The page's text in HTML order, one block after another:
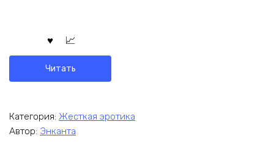
Читать
Категория: Жесткая эротика
Автор: Энканта